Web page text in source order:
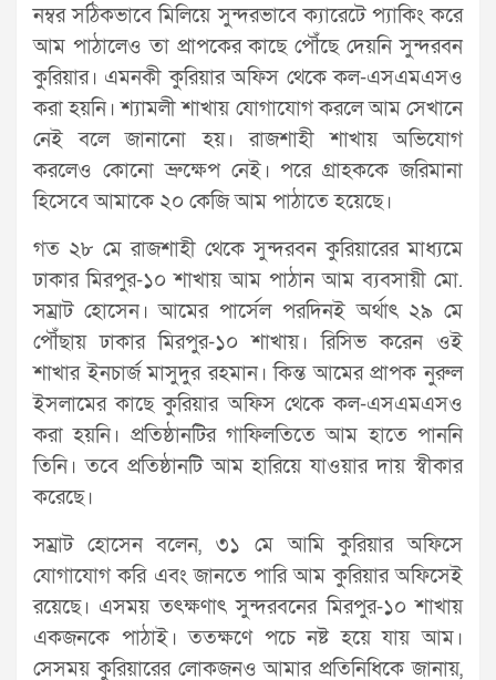
নম্বর সঠিকভাবে মিলিয়ে সুন্দরভাবে ক্যারেটে প্যাকিং করে
আম পাঠালেও তা প্রাপকের কাছে পৌঁছে দেয়নি সুন্দরবন
কুরিয়ার। এমনকী কুরিয়ার অফিস থেকে কল-এসএমএসও
করা হয়নি। শ্যামলী শাখায় যোগাযোগ করলে আম সেখানে
নেই বলে জানানো হয়। রাজশাহী শাখায় অভিযোগ
করলেও কোনো ভ্রুক্ষেপ নেই। পরে গ্রাহককে জরিমানা
হিসেবে আমাকে ২০ কেজি আম পাঠাতে হয়েছে।
গত ২৮ মে রাজশাহী থেকে সুন্দরবন কুরিয়ারের মাধ্যমে
ঢাকার মিরপুর-১০ শাখায় আম পাঠান আম ব্যবসায়ী মো.
সম্রাট হোসেন। আমের পার্সেল পরদিনই অর্থাৎ ২৯ মে
পৌঁছায় ঢাকার মিরপুর-১০ শাখায়। রিসিভ করেন ওই
শাখার ইনচার্জ মাসুদুর রহমান। কিন্ত আমের প্রাপক নুরুল
ইসলামের কাছে কুরিয়ার অফিস থেকে কল-এসএমএসও
করা হয়নি। প্রতিষ্ঠানটির গাফিলতিতে আম হাতে পাননি
তিনি। তবে প্রতিষ্ঠানটি আম হারিয়ে যাওয়ার দায় স্বীকার
করেছে।
সম্রাট হোসেন বলেন, ৩১ মে আমি কুরিয়ার অফিসে
যোগাযোগ করি এবং জানতে পারি আম কুরিয়ার অফিসেই
রয়েছে। এসময় তৎক্ষণাৎ সুন্দরবনের মিরপুর-১০ শাখায়
একজনকে পাঠাই। ততক্ষণে পচে নষ্ট হয়ে যায় আম।
সেসময় কুরিয়ারের লোকজনও আমার প্রতিনিধিকে জানায়,